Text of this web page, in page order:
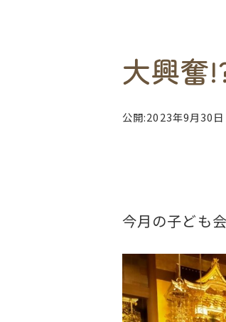
大興奮
公開:2023年9月30日
今月の子ども